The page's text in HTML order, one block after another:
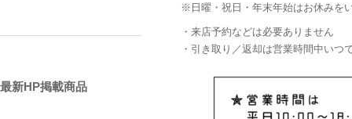
※日曜・祝日・年末年始はお休みを
・来店予約などは必要ありません
・引き取り／返却は営業時間中いつ
最新HP掲載商品